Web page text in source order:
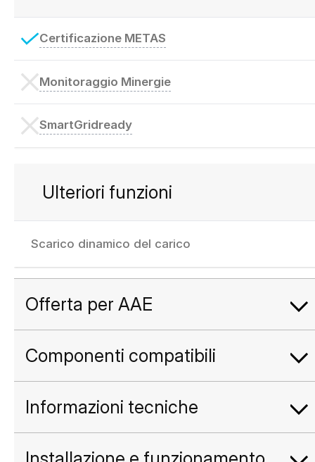
Certificazione METAS
Monitoraggio Minergie
SmartGridready
Ulteriori funzioni
Scarico dinamico del carico
Offerta per AAE
Componenti compatibili
Informazioni tecniche